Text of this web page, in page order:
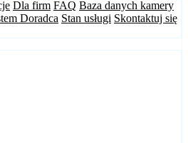
Dla firm FAQ Baza danych kamery
Doradca Stan usługi Skontaktuj się